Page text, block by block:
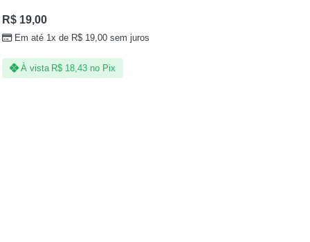
R$19,00
Em até 1x de R$ 19,00 sem juros
À vista R$ 18,43 no Pix